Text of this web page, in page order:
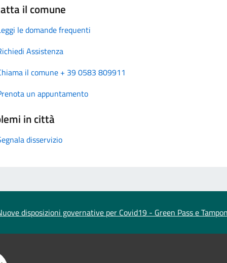
il comune
le domande frequenti
Assistenza
il comune + 39 0583 809911
un appuntamento
in città
disservizio
disposizioni governative per Covid19 - Green Pass e